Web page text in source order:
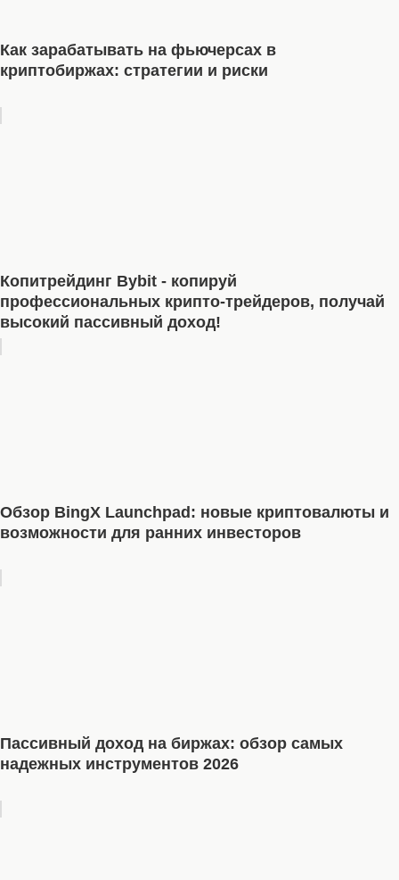
Как зарабатывать на фьючерсах в
криптобиржах: стратегии и риски
Копитрейдинг Bybit - копируй
профессиональных крипто-трейдеров, получай
высокий пассивный доход!
Обзор BingX Launchpad: новые криптовалюты и
возможности для ранних инвесторов
Пассивный доход на биржах: обзор самых
надежных инструментов 2026